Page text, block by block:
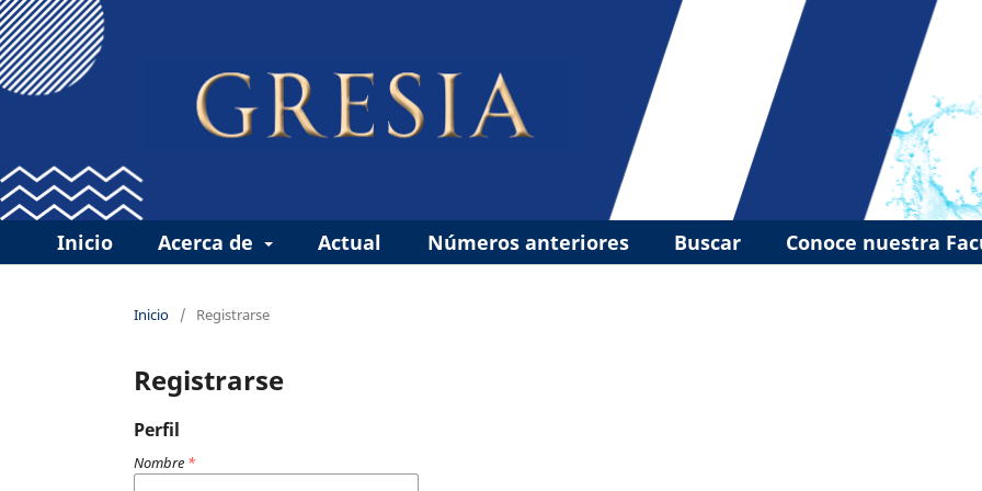
Inicio Acerca de Actual Números anteriores Buscar Conoce nuestra
Inicio / Registrarse
Registrarse
Perfil
Nombre *